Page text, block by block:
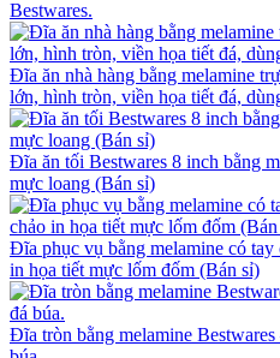
Bestwares.
Đĩa ăn nhà hàng bằng melamine
lớn, hình tròn, viền họa tiết đá,
Đĩa ăn tối Bestwares 8 inch bằng
mực loang (Bán sỉ)
Đĩa phục vụ bằng melamine có
in họa tiết mực lốm đốm (Bán sỉ)
Đĩa tròn bằng melamine